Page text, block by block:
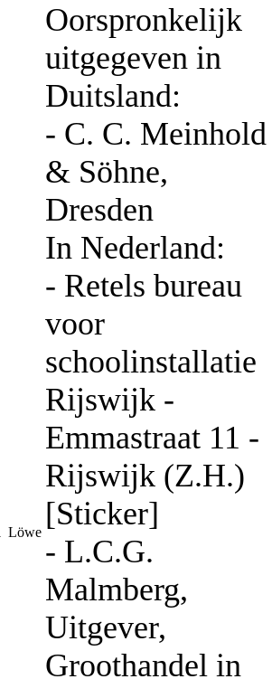
Löwe
Oorspronkelijk
uitgegeven in
Duitsland:
- C. C. Meinhold
& Söhne,
Dresden
In Nederland:
- Retels bureau
voor
schoolinstallatie
Rijswijk -
Emmastraat 11 -
Rijswijk (Z.H.)
[Sticker]
- L.C.G.
Malmberg,
Uitgever,
Groothandel in